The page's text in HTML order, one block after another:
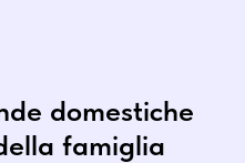
domestiche
famiglia